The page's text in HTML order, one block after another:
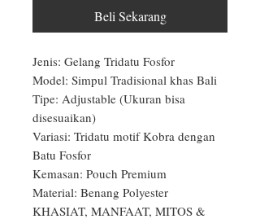
Beli Sekarang
Jenis: Gelang Tridatu Fosfor
Model: Simpul Tradisional khas Bali
Tipe: Adjustable (Ukuran bisa
disesuaikan)
Variasi: Tridatu motif Kobra dengan
Batu Fosfor
Kemasan: Pouch Premium
Material: Benang Polyester
KHASIAT, MANFAAT, MITOS &